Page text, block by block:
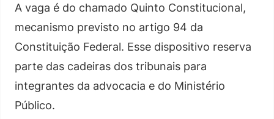
A vaga é do chamado Quinto Constitucional,
mecanismo previsto no artigo 94 da
Constituição Federal. Esse dispositivo reserva
parte das cadeiras dos tribunais para
integrantes da advocacia e do Ministério
Público.